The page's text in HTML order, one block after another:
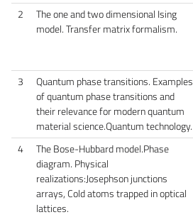
2
The one and two dimensional Ising
model. Transfer matrix formalism.
3
Quantum phase transitions. Examples
of quantum phase transitions and
their relevance for modern quantum
material science.Quantum technology.
4
The Bose-Hubbard model.Phase
diagram. Physical
realizations:Josephson junctions
arrays, Cold atoms trapped in optical
lattices.